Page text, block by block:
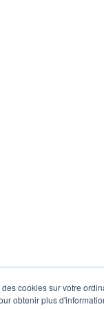
cookies sur votre
obtenir plus